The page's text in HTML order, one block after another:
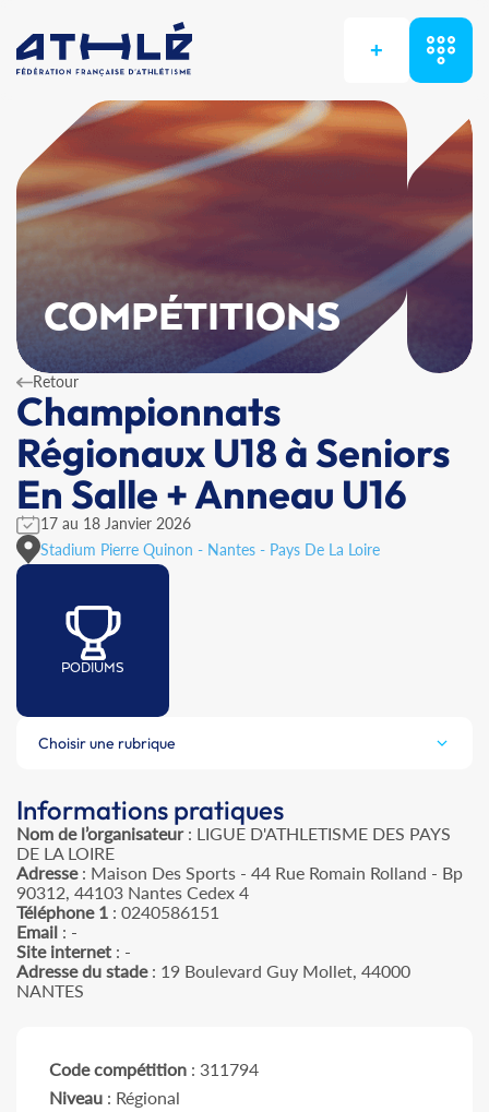
+
COMPÉTITIONS
Retour
Championnats
Régionaux U18 à Seniors
En Salle + Anneau U16
17 au 18 Janvier 2026
Stadium Pierre Quinon - Nantes - Pays De La Loire
PODIUMS
Choisir une rubrique
Informations pratiques
Nom de l’organisateur: LIGUE D'ATHLETISME DES PAYS
DE LA LOIRE
Adresse: Maison Des Sports - 44 Rue Romain Rolland - Bp
90312, 44103 Nantes Cedex 4
Téléphone 1 : 0240586151
Email : -
Site internet : -
Adresse du stade: 19 Boulevard Guy Mollet, 44000
NANTES
Code compétition : 311794
Niveau : Régional